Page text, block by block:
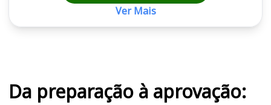
Ver Mais
Da preparação à aprovação: